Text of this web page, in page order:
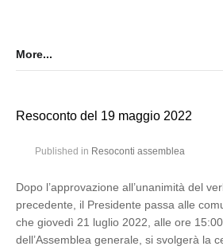
More...
Resoconto del 19 maggio 2022
Published in Resoconti assemblea
Dopo l’approvazione all’unanimità del
precedente, il Presidente passa alle
che giovedì 21 luglio 2022, alle ore
dell’Assemblea generale, si svolgerà la